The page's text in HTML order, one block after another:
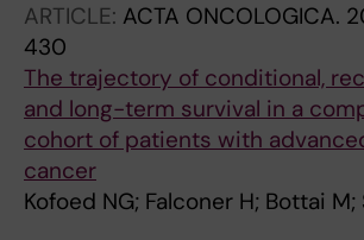
ARTICLE: ACTA ONCOLOGICA.
430
The trajectory of conditional,
and long-term survival in a
cohort of patients with
cancer
Kofoed NG; Falconer H; Bottai M;